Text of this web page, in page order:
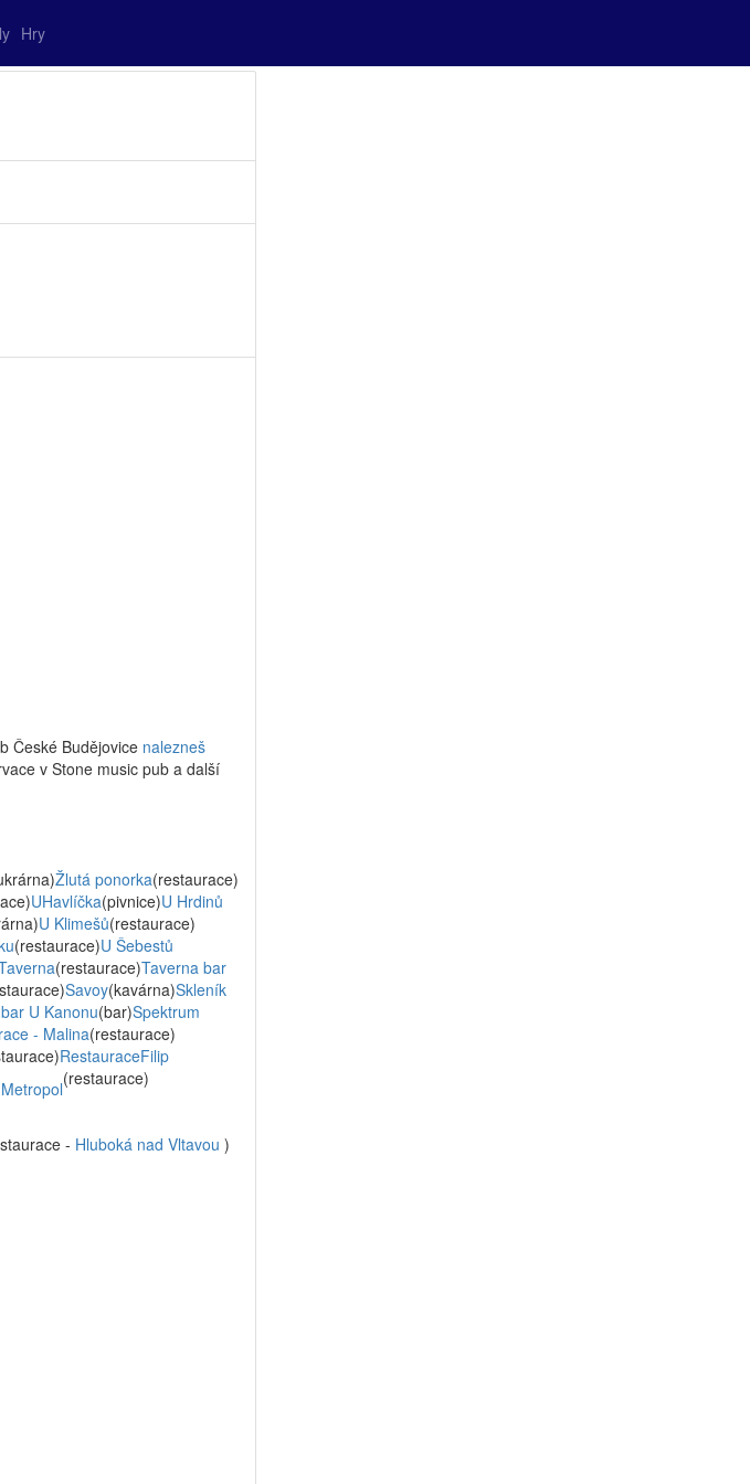
Hry
České Budějovice nalezneš
v Stone music pub a další
Žlutá ponorka(restaurace)
UHavlíčka(pivnice)U Hrdinů
U Klimešů(restaurace)
(restaurace)U Šebestů
(restaurace)Taverna bar
Savoy(kavárna)Skleník
U Kanonu(bar)Spektrum
- Malina(restaurace)
RestauraceFilip
(restaurace)
- Hluboká nad Vltavou )